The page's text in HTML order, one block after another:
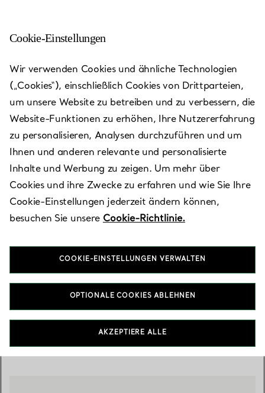
Beverly Hills - Rodeo Drive
Heute bis 18:00 geöffnet
VEREINBAREN SIE EINEN TERMIN
Verfügbare Leistungen
Flagship
210 North Rodeo Drive,Beverly Hills, CA,US 90210
(310) 273-8880
Besuchen Sie uns
Cookie-Einstellungen
Wir verwenden Cookies und ähnliche Technologien
(„Cookies“), einschließlich Cookies von Drittparteien,
um unsere Website zu betreiben und zu verbessern, die
Website-Funktionen zu erhöhen, Ihre Nutzererfahrung
zu personalisieren, Analysen durchzuführen und um
Ihnen und anderen relevante und personalisierte
Inhalte und Werbung zu zeigen. Um mehr über
Cookies und ihre Zwecke zu erfahren und wie Sie Ihre
Cookie-Einstellungen jederzeit ändern können,
besuchen Sie unsere Cookie-Richtlinie.
COOKIE-EINSTELLUNGEN VERWALTEN
OPTIONALE COOKIES ABLEHNEN
AKZEPTIERE ALLE